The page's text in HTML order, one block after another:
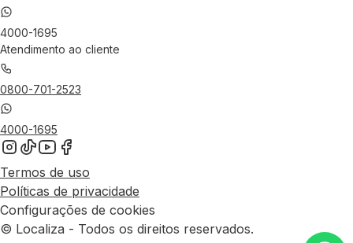
4000-1695
Atendimento ao cliente
0800-701-2523
4000-1695
Termos de uso
Políticas de privacidade
Configurações de cookies
© Localiza - Todos os direitos reservados.